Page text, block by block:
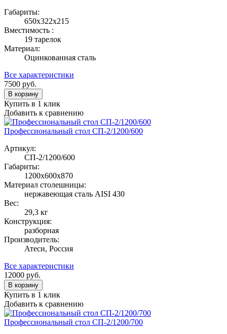
Габариты:
650х322х215
Вместимость :
19 тарелок
Материал:
Оцинкованная сталь
Все характеристики
7500 руб.
В корзину
Купить в 1 клик
Добавить к сравнению
Профессиональный стол СП-2/1200/600
Артикул:
СП-2/1200/600
Габариты:
1200х600х870
Материал столешницы:
нержавеющая сталь AISI 430
Вес:
29,3 кг
Конструкция:
разборная
Производитель:
Атеси, Россия
Все характеристики
12000 руб.
В корзину
Купить в 1 клик
Добавить к сравнению
Профессиональный стол СП-2/1200/700